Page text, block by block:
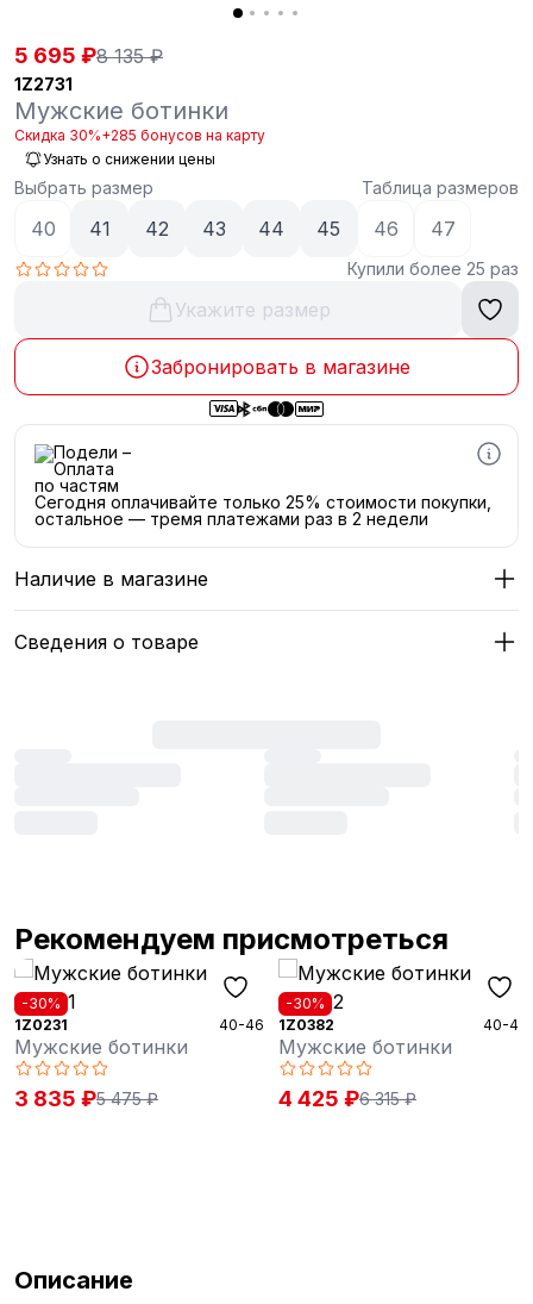
5 695 ₽8 135 ₽
1Z2731
Мужские ботинки
Скидка 30%+285 бонусов на карту
Узнать о снижении цены
Выбрать размер Таблица размеров
40 41 42 43 44 45 46 47
Купили более 25 раз
Укажите размер
Забронировать в магазине
Сегодня оплачивайте только 25% стоимости покупки,
остальное — тремя платежами раз в 2 недели
Наличие в магазине
Сведения о товаре
Рекомендуем присмотреться
-30%
1Z0231
40-46
Мужские ботинки
3 835 ₽5 475 ₽
-30%
1Z0382
40-46
Мужские ботинки
4 425 ₽6 315 ₽
Описание